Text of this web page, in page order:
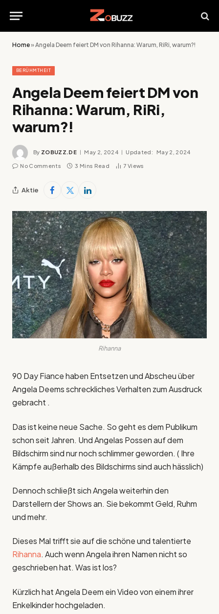
Home»Angela Deem feiert DM von Rihanna: Warum, RiRi, warum?!
BERÜHMTHEIT
Angela Deem feiert DM von
Rihanna: Warum, RiRi,
warum?!
By ZOBUZZ.DE May 2, 2024 Updated: May 2, 2024
No Comments 3 Mins Read 7 Views
Aktie
Rihanna
90 Day Fiance haben Entsetzen und Abscheu über
Angela Deems schreckliches Verhalten zum Ausdruck
gebracht .
Das ist keine neue Sache. So geht es dem Publikum
schon seit Jahren. Und Angelas Possen auf dem
Bildschirm sind nur noch schlimmer geworden. ( Ihre
Kämpfe außerhalb des Bildschirms sind auch hässlich)
Dennoch schließt sich Angela weiterhin den
Darstellern der Shows an. Sie bekommt Geld, Ruhm
und mehr.
Dieses Mal trifft sie auf die schöne und talentierte
Rihanna. Auch wenn Angela ihren Namen nicht so
geschrieben hat. Was ist los?
Kürzlich hat Angela Deem ein Video von einem ihrer
Enkelkinder hochgeladen.